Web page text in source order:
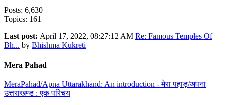
Posts: 6,630
Topics: 161
Last post: April 17, 2022, 08:27:12 AM Re: Famous Temples Of
Bh... by Bhishma Kukreti
Mera Pahad
MeraPahad/Apna Uttarakhand: An introduction - मेरा पहाड़/अपना
उत्तराखण्ड : एक परिचय